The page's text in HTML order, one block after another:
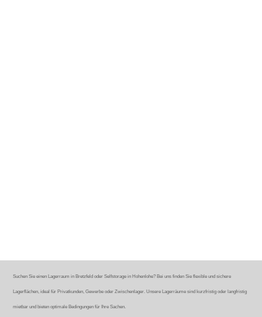
Suchen Sie einen Lagerraum in Bretzfeld oder Selfstorage in Hohenlohe? Bei uns finden Sie flexible und sichere
Lagerflächen, ideal für Privatkunden, Gewerbe oder Zwischenlager. Unsere Lagerräume sind kurzfristig oder langfristig
mietbar und bieten optimale Bedingungen für Ihre Sachen.